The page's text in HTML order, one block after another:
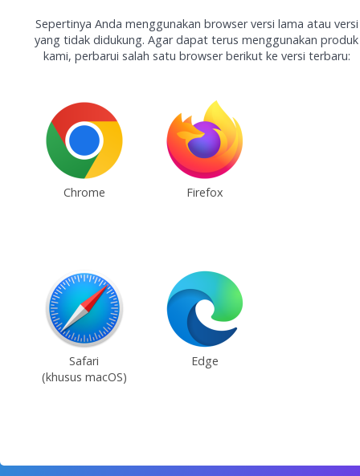
Sepertinya Anda menggunakan browser versi lama atau versi
yang tidak didukung. Agar dapat terus menggunakan produk
kami, perbarui salah satu browser berikut ke versi terbaru:
Chrome Firefox
Safari
(khusus macOS)
Edge